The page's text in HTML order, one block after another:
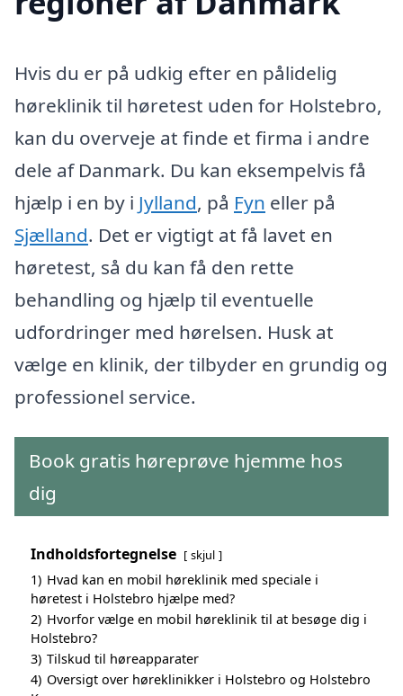
Hvis du er på udkig efter en pålidelig
høreklinik til høretest uden for Holstebro,
kan du overveje at finde et firma i andre
dele af Danmark. Du kan eksempelvis få
hjælp i en by i Jylland, på Fyn eller på
Sjælland. Det er vigtigt at få lavet en
høretest, så du kan få den rette
behandling og hjælp til eventuelle
udfordringer med hørelsen. Husk at
vælge en klinik, der tilbyder en grundig og
professionel service.
Book gratis høreprøve hjemme hos
dig
Indholdsfortegnelse skjul
1) Hvad kan en mobil høreklinik med speciale i
høretest i Holstebro hjælpe med?
2) Hvorfor vælge en mobil høreklinik til at besøge dig i
Holstebro?
3) Tilskud til høreapparater
4) Oversigt over høreklinikker i Holstebro og Holstebro